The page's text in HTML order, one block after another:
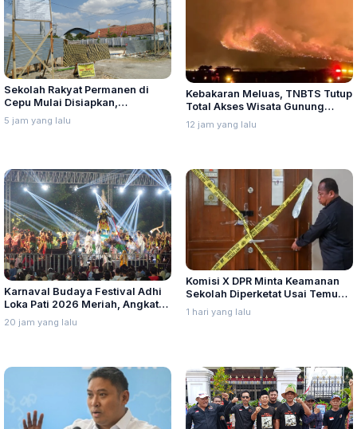
Sekolah Rakyat Permanen di
Cepu Mulai Disiapkan,
Pematangan Lahan Telan
Rp12,63 Miliar
5 jam yang lalu
Kebakaran Meluas, TNBTS Tutup
Total Akses Wisata Gunung
Bromo
12 jam yang lalu
Karnaval Budaya Festival Adhi
Loka Pati 2026 Meriah, Angkat
Keberagaman Budaya Daerah
20 jam yang lalu
Komisi X DPR Minta Keamanan
Sekolah Diperketat Usai Temuan
Senjata dan Narkotika
1 hari yang lalu